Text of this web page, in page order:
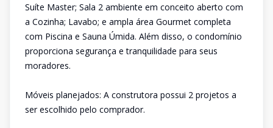
Suíte Master; Sala 2 ambiente em conceito aberto com
a Cozinha; Lavabo; e ampla área Gourmet completa
com Piscina e Sauna Úmida. Além disso, o condomínio
proporciona segurança e tranquilidade para seus
moradores.
Móveis planejados: A construtora possui 2 projetos a
ser escolhido pelo comprador.